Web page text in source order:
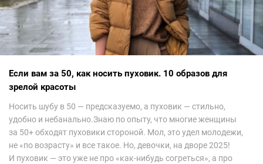
Если вам за 50, как носить пуховик. 10 образов для
зрелой красоты
Носить шубу в 50 — предсказуемо, а пуховик — стильно,
удобно и небанально.Знаю по опыту, что многие женщины
за 50+ обходят пуховики стороной. Мол, это удел молодежи,
не «по возрасту» и все такое. Но, девочки, на дворе 2025!
И пуховик — это уже не про «как-нибудь согреться», а про